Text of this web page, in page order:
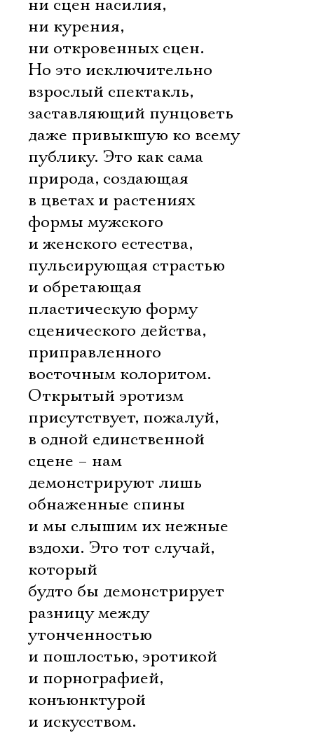
ни сцен насилия,
ни курения,
ни откровенных сцен.
Но это исключительно
взрослый спектакль,
заставляющий пунцоветь
даже привыкшую ко всему
публику. Это как сама
природа, создающая
в цветах и растениях
формы мужского
и женского естества,
пульсирующая страстью
и обретающая
пластическую форму
сценического действа,
приправленного
восточным колоритом.
Открытый эротизм
присутствует, пожалуй,
в одной единственной
сцене – нам
демонстрируют лишь
обнаженные спины
и мы слышим их нежные
вздохи. Это тот случай,
который
будто бы демонстрирует
разницу между
утонченностью
и пошлостью, эротикой
и порнографией,
конъюнктурой
и искусством.